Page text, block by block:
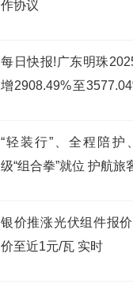
作协议
每日快报!广东明珠
增2908.49%至
“轻装行”、全程陪护
级“组合拳”就位 护航旅
银价推涨光伏组件报
价至近1元/瓦 实时